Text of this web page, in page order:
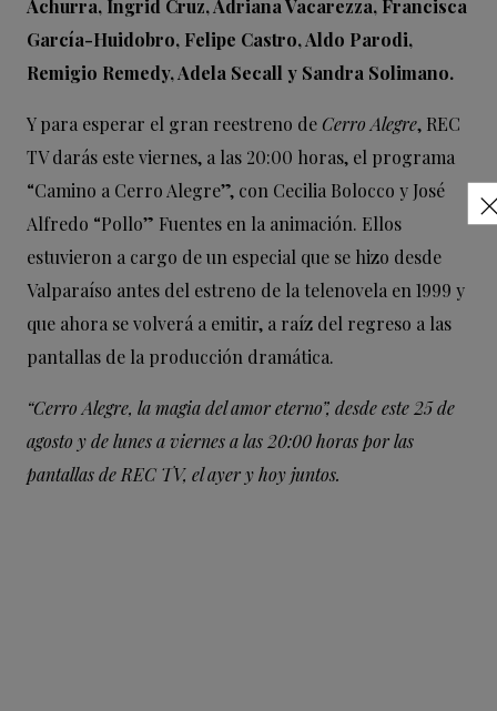
Achurra, Ingrid Cruz, Adriana Vacarezza, Francisca
García-Huidobro, Felipe Castro, Aldo Parodi,
Remigio Remedy, Adela Secall y Sandra Solimano.
Y para esperar el gran reestreno de Cerro Alegre, REC
TV darás este viernes, a las 20:00 horas, el programa
“Camino a Cerro Alegre”, con Cecilia Bolocco y José
Alfredo “Pollo” Fuentes en la animación. Ellos
estuvieron a cargo de un especial que se hizo desde
Valparaíso antes del estreno de la telenovela en 1999 y
que ahora se volverá a emitir, a raíz del regreso a las
pantallas de la producción dramática.
“Cerro Alegre, la magia del amor eterno”, desde este 25 de
agosto y de lunes a viernes a las 20:00 horas por las
pantallas de REC TV, el ayer y hoy juntos.